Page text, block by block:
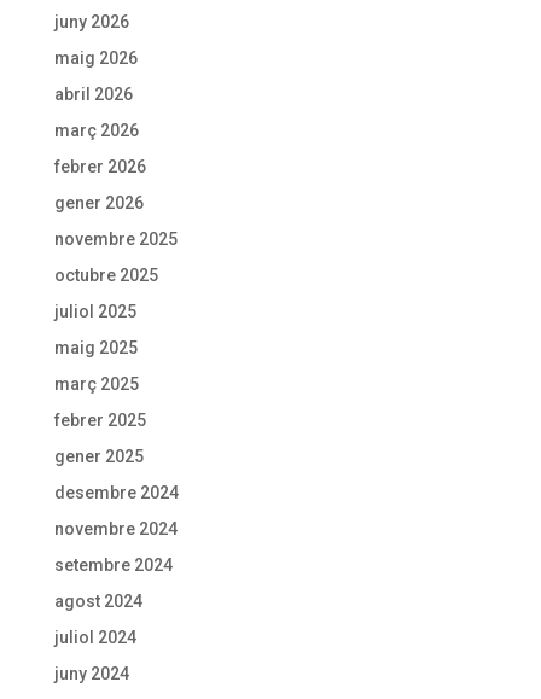
juny 2026
maig 2026
abril 2026
març 2026
febrer 2026
gener 2026
novembre 2025
octubre 2025
juliol 2025
maig 2025
març 2025
febrer 2025
gener 2025
desembre 2024
novembre 2024
setembre 2024
agost 2024
juliol 2024
juny 2024